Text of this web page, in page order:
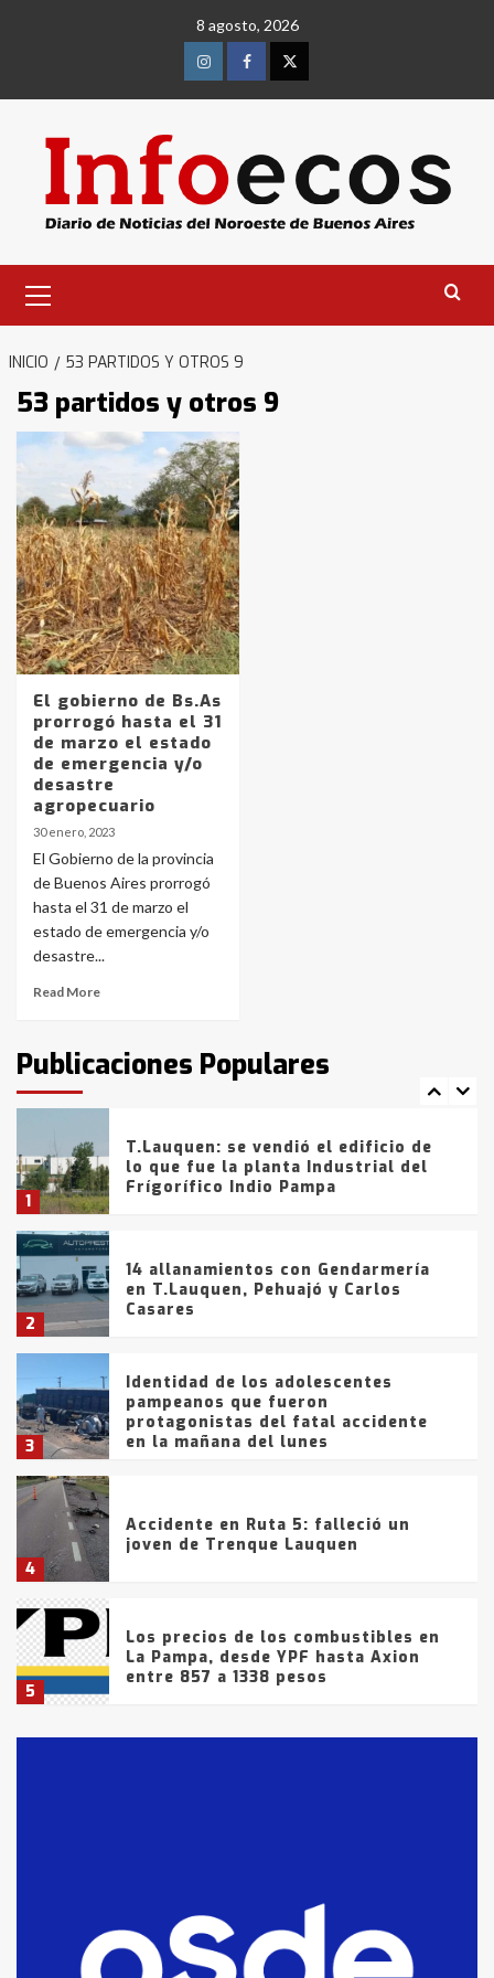
8 agosto, 2026
InstagramFacebookTwitter
primario
INICIO 53 PARTIDOS Y OTROS 9
53 partidos y otros 9
El gobierno de Bs.As
prorrogó hasta el 31
de marzo el estado
de emergencia y/o
desastre
agropecuario
30 enero, 2023
El Gobierno de la provincia
de Buenos Aires prorrogó
hasta el 31 de marzo el
estado de emergencia y/o
desastre...
Read More
Publicaciones Populares
3
Identidad de los adolescentes
pampeanos que fueron
protagonistas del fatal accidente
en la mañana del lunes
4
Accidente en Ruta 5: falleció un
5
Los precios de los combustibles en
La Pampa, desde YPF hasta Axion
6
La Bolsa de Cereales de Bahía
Blanca anticipa que Agosto vendrá
con lluvias y heladas, en gran parte
fueron detenidos por
comercialización de drogas en la
tarde del sábado
1
T.Lauquen: se vendió el edificio de
lo que fue la planta Industrial del
Frígorífico Indio Pampa
2
14 allanamientos con Gendarmería
en T.Lauquen, Pehuajó y Carlos
Casares
3
Identidad de los adolescentes
pampeanos que fueron
protagonistas del fatal accidente
en la mañana del lunes
4
Accidente en Ruta 5: falleció un
joven de Trenque Lauquen
5
Los precios de los combustibles en
La Pampa, desde YPF hasta Axion
entre 857 a 1338 pesos
fueron detenidos por
comercialización de drogas en la
tarde del sábado